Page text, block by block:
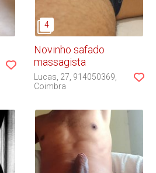
Novinho safado
massagista
Lucas 27 914050369
Coimbra